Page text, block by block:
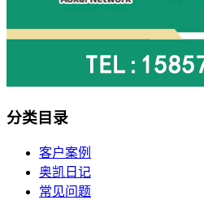
分类目录
客户案例
奥凯日记
常见问题